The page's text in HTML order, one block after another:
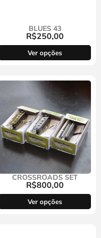
BLUES 43
R$250,00
Ver opções
CROSSROADS SET
R$800,00
Ver opções